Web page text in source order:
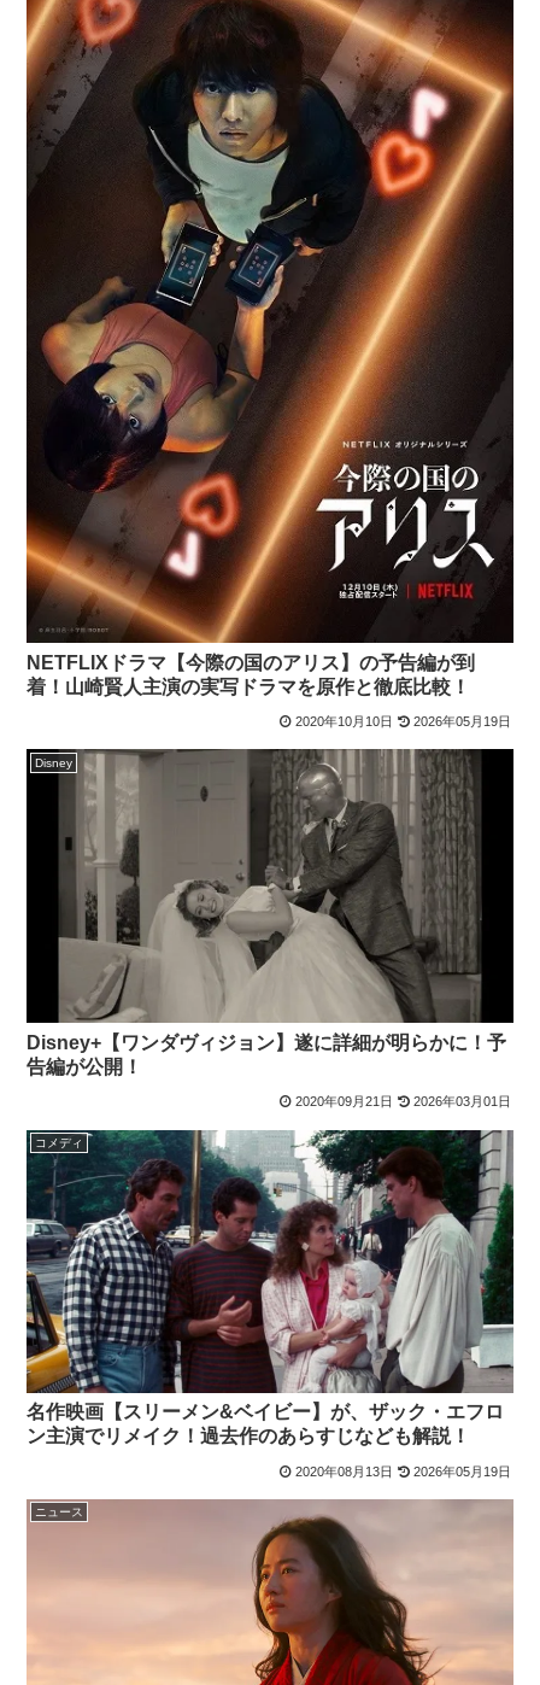
NETFLIXドラマ【今際の国のアリス】の予告編が到
着！山崎賢人主演の実写ドラマを原作と徹底比較！
2020年10月10日 2026年05月19日
Disney
Disney+【ワンダヴィジョン】遂に詳細が明らかに！予
告編が公開！
2020年09月21日 2026年03月01日
コメディ
名作映画【スリーメン&ベイビー】が、ザック・エフロ
ン主演でリメイク！過去作のあらすじなども解説！
2020年08月13日 2026年05月19日
ニュース